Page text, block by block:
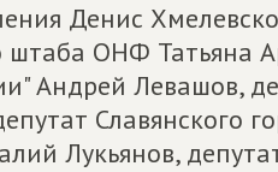
Денис
штаба ОНФ Татьяна
Андрей Левашов,
Славянского
Лукьянов,